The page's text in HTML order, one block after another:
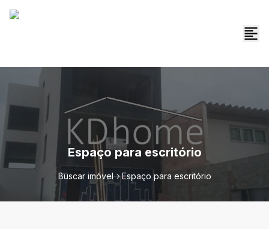
Espaço para escritório
Buscar imóvel Espaço para escritório